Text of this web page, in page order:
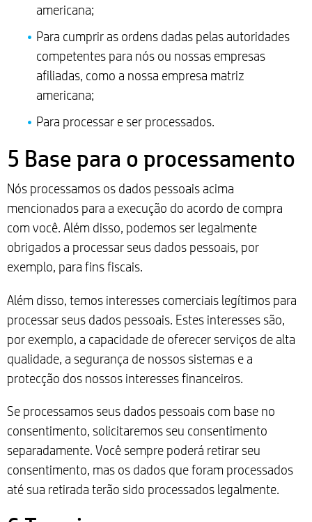
americana;
Para cumprir as ordens dadas pelas autoridades
competentes para nós ou nossas empresas
afiliadas, como a nossa empresa matriz
americana;
Para processar e ser processados.
5 Base para o processamento
Nós processamos os dados pessoais acima
mencionados para a execução do acordo de compra
com você. Além disso, podemos ser legalmente
obrigados a processar seus dados pessoais, por
exemplo, para fins fiscais.
Além disso, temos interesses comerciais legítimos para
processar seus dados pessoais. Estes interesses são,
por exemplo, a capacidade de oferecer serviços de alta
qualidade, a segurança de nossos sistemas e a
protecção dos nossos interesses financeiros.
Se processamos seus dados pessoais com base no
consentimento, solicitaremos seu consentimento
separadamente. Você sempre poderá retirar seu
consentimento, mas os dados que foram processados
até sua retirada terão sido processados legalmente.